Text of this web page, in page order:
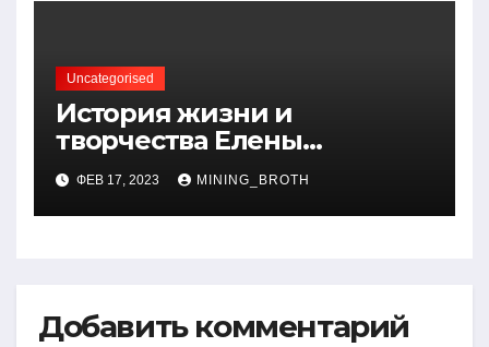
Uncategorised
История жизни и
творчества Елены
Дубровской — биография,
достижения, интересные
факты
ФЕВ 17, 2023 MINING_BROTH
Добавить комментарий